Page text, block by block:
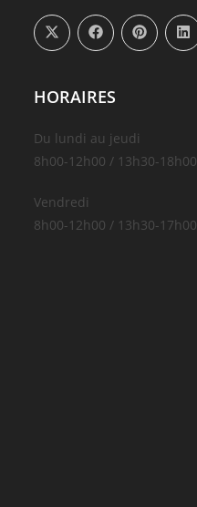
HORAIRES
Du lundi au jeudi
8h00-12h00 / 13h30-18h00
Vendredi
8h00-12h00 / 13h30-17h00